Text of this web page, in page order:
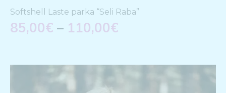
Softshell Laste parka “Seli Raba”
85,00€ – 110,00€